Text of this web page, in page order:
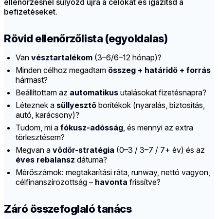
ellenőrzésnél súlyozd újra a célokat és igazítsd a
befizetéseket.
Rövid ellenőrzőlista (egyoldalas)
Van vésztartalékom (3–6/6–12 hónap)?
Minden célhoz megadtam összeg + határidő + forrás
hármast?
Beállítottam az automatikus utalásokat fizetésnapra?
Léteznek a süllyesztő borítékok (nyaralás, biztosítás,
autó, karácsony)?
Tudom, mi a fókusz-adósság, és mennyi az extra
törlesztésem?
Megvan a vödör-stratégia (0–3 / 3–7 / 7+ év) és az
éves rebalansz dátuma?
Mérőszámok: megtakarítási ráta, runway, nettó vagyon,
célfinanszírozottság – havonta frissítve?
Záró összefoglaló tanács